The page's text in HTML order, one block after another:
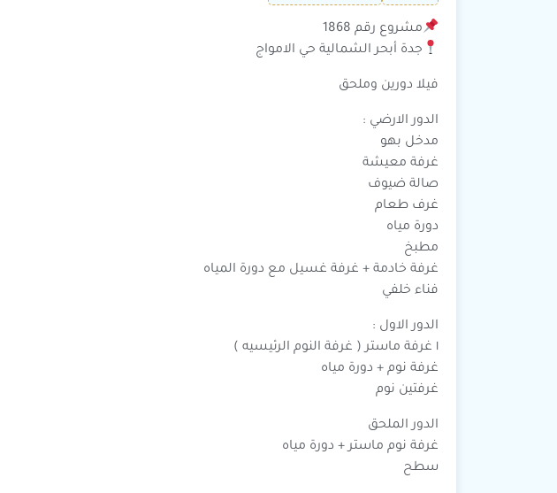
مشروع رقم 1868
جدة أبحر الشمالية حي الامواج
فيلا دورين وملحق
الدور الارضي :
مدخل بهو
غرفة معيشة
صالة ضيوف
غرف طعام
دورة مياه
مطبخ
غرفة خادمة + غرفة غسيل مع دورة المياه
فناء خلفي
الدور الاول :
١ غرفة ماستر ( غرفة النوم الرئيسيه )
غرفة نوم + دورة مياه
غرفتين نوم
الدور الملحق
غرفة نوم ماستر + دورة مياه
سطح